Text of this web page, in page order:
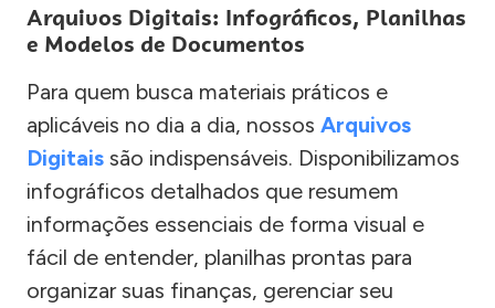
Arquivos Digitais: Infográficos, Planilhas
e Modelos de Documentos
Para quem busca materiais práticos e
aplicáveis no dia a dia, nossos Arquivos
Digitais são indispensáveis. Disponibilizamos
infográficos detalhados que resumem
informações essenciais de forma visual e
fácil de entender, planilhas prontas para
organizar suas finanças, gerenciar seu